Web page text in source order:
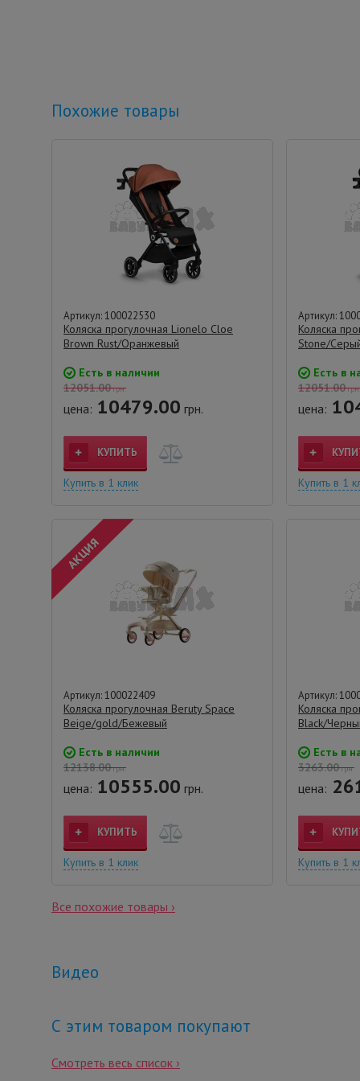
Похожие товары
Артикул: 100022530
Коляска прогулочная Lionelo Cloe
Brown Rust/Оранжевый
Есть в наличии
12051.00грн.
цена: 10479.00 грн.
КУПИТЬ
Купить в 1 клик
Артикул:
Коляска
Stone/
Есть в
12051.00грн.
цена:
Купить в 1
Артикул: 100022409
Коляска прогулочная Beruty Space
Beige/gold/Бежевый
Есть в наличии
12138.00грн.
цена: 10555.00 грн.
КУПИТЬ
Купить в 1 клик
Артикул:
Коляска
Black/
Есть в
3263.00грн.
цена:
Купить в 1
Все похожие товары ›
Видео
С этим товаром покупают
Смотреть весь список ›